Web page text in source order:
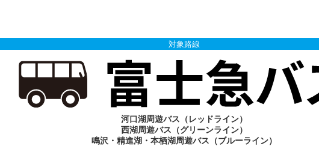
対象路線
河口湖周遊バス（レッドライン）
西湖周遊バス（グリーンライン）
鳴沢・精進湖・本栖湖周遊バス（ブルーライン）